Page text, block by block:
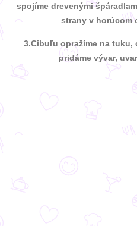
spojíme drevenými
strany v horúcom
3.Cibuľu opražíme na tuku,
pridáme vývar,